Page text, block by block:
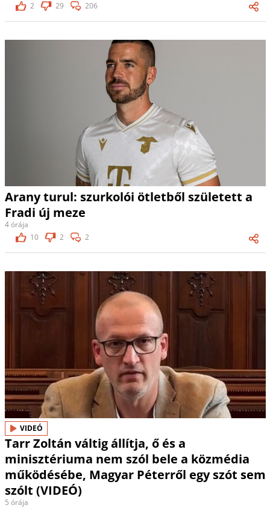
2 29 206
Arany turul: szurkolói ötletből született a
Fradi új meze
4 órája
10
2 2
VIDEÓ
Tarr Zoltán váltig állítja, ő és a
minisztériuma nem szól bele a közmédia
működésébe, Magyar Péterről egy szót sem
szólt (VIDEÓ)
5 órája